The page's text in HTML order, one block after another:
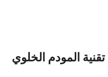
المودم الخلوي